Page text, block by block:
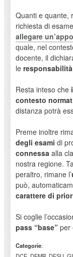
Quanti e quante,
richiesta di
allegare
quale, nel
docente, il
le
Resta inteso che
contesto
distanza potrà
Preme inoltre
degli esami di
connessaalla
nostra regione.
peraltro, rimane l’
può,
carattere di
Si coglie
pass “base”per
Categorie: